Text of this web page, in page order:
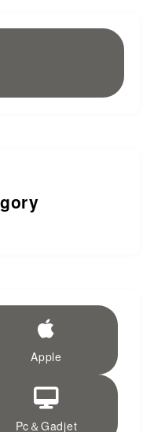
Apple
Pc＆Gadjet